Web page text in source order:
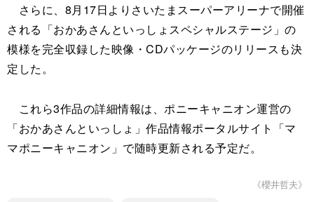
さらに、8月17日よりさいたまスーパーアリーナで開催
される「おかあさんといっしょスペシャルステージ」の
模様を完全収録した映像・CDパッケージのリリースも決
定した。
これら3作品の詳細情報は、ポニーキャニオン運営の
「おかあさんといっしょ」作品情報ポータルサイト「マ
マポニーキャニオン」で随時更新される予定だ。
《櫻井哲夫》